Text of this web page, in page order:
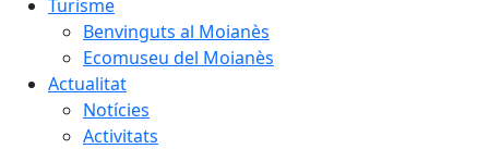
Turisme
Benvinguts al Moianès
Ecomuseu del Moianès
Actualitat
Notícies
Activitats